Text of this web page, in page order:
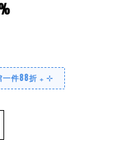
一件88折 ₊ ⊹